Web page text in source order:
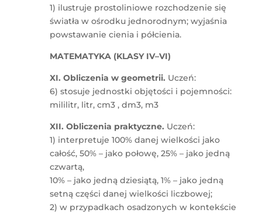
1) ilustruje prostoliniowe rozchodzenie się
światła w ośrodku jednorodnym; wyjaśnia
powstawanie cienia i półcienia.
MATEMATYKA (KLASY IV–VI)
XI. Obliczenia w geometrii. Uczeń:
6) stosuje jednostki objętości i pojemności:
mililitr, litr, cm3 , dm3, m3
XII. Obliczenia praktyczne. Uczeń:
1) interpretuje 100% danej wielkości jako
całość, 50% – jako połowę, 25% – jako jedną
czwartą,
10% – jako jedną dziesiątą, 1% – jako jedną
setną części danej wielkości liczbowej;
2) w przypadkach osadzonych w kontekście